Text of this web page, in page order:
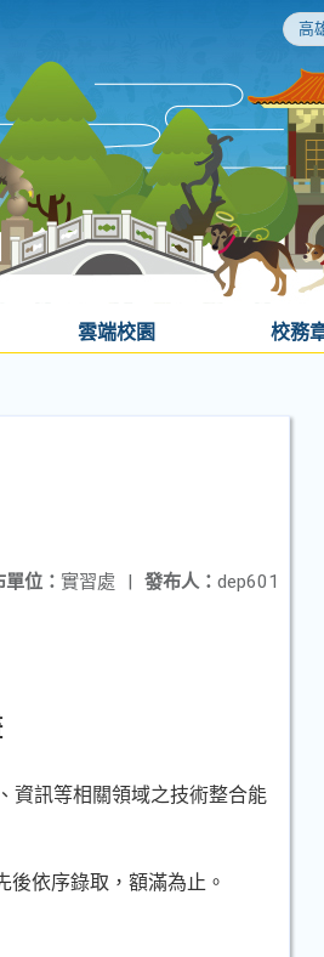
高
雲端校園 校務
發布人： dep601
位： 實習處 |
訊等相關領域之技術整合能
依序錄取，額滿為止。